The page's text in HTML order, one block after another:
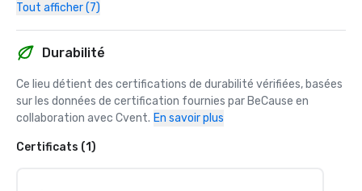
Tout afficher (7)
Durabilité
Ce lieu détient des certifications de durabilité vérifiées, basées
sur les données de certification fournies par BeCause en
collaboration avec Cvent. En savoir plus
Certificats (1)